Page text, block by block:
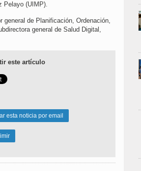
Pelayo (UIMP).
general de Planificación, Ordenación,
general de Salud Digital,
este artículo
esta noticia por email